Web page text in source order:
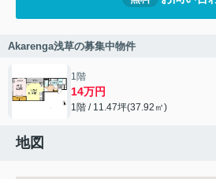
Akarenga浅草の募集中物件
1階
14万円
1階 / 11.47坪(37.92㎡)
地図